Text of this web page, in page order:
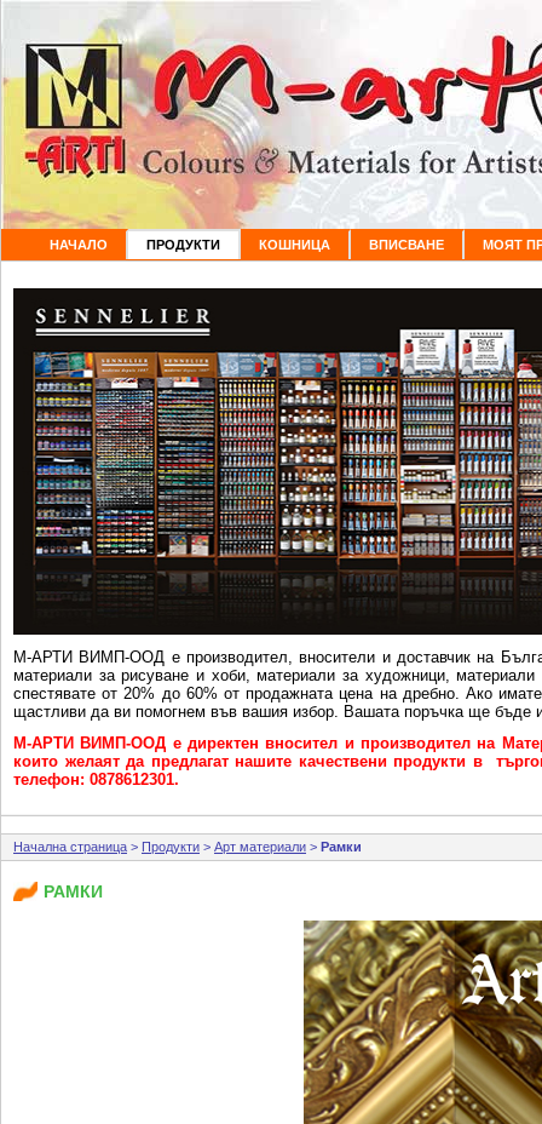
НАЧАЛО ПРОДУКТИ КОШНИЦА ВПИСВАНЕ МОЯТ
М-АРТИ ВИМП-ООД e производител, вносители и доставчик на
материали за рисуване и хоби, материали за художници,
спестявате от 20% до 60% от продажната цена на дребно. Ако
щастливи да ви помогнем във вашия избор. Вашата поръчка ще бъде
М-АРТИ ВИМП-ООД е директен вносител и производител на
които желаят да предлагат нашите качествени продукти в
телефон: 0878612301.
Начална страница > Продукти > Арт материали > Рамки
РАМКИ